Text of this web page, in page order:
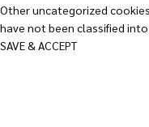
Other uncategorized
have not been classified
SAVE & ACCEPT